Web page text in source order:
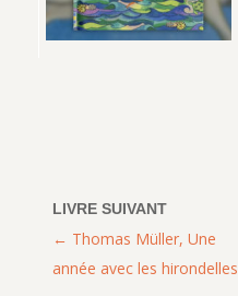
Thomas Müller, Une
année avec les hirondelles